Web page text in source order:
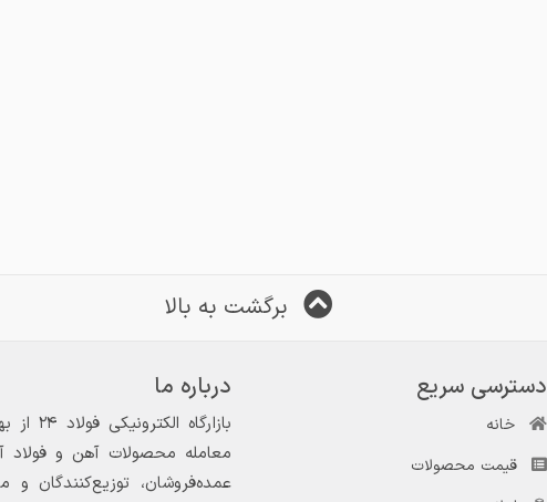
برگشت به بالا
دسترسی سریع
خانه
قیمت محصولات
درباره ما
معامله محصولات آهن و فولاد
عمده‌فروشان، توزیع‌کنندگان